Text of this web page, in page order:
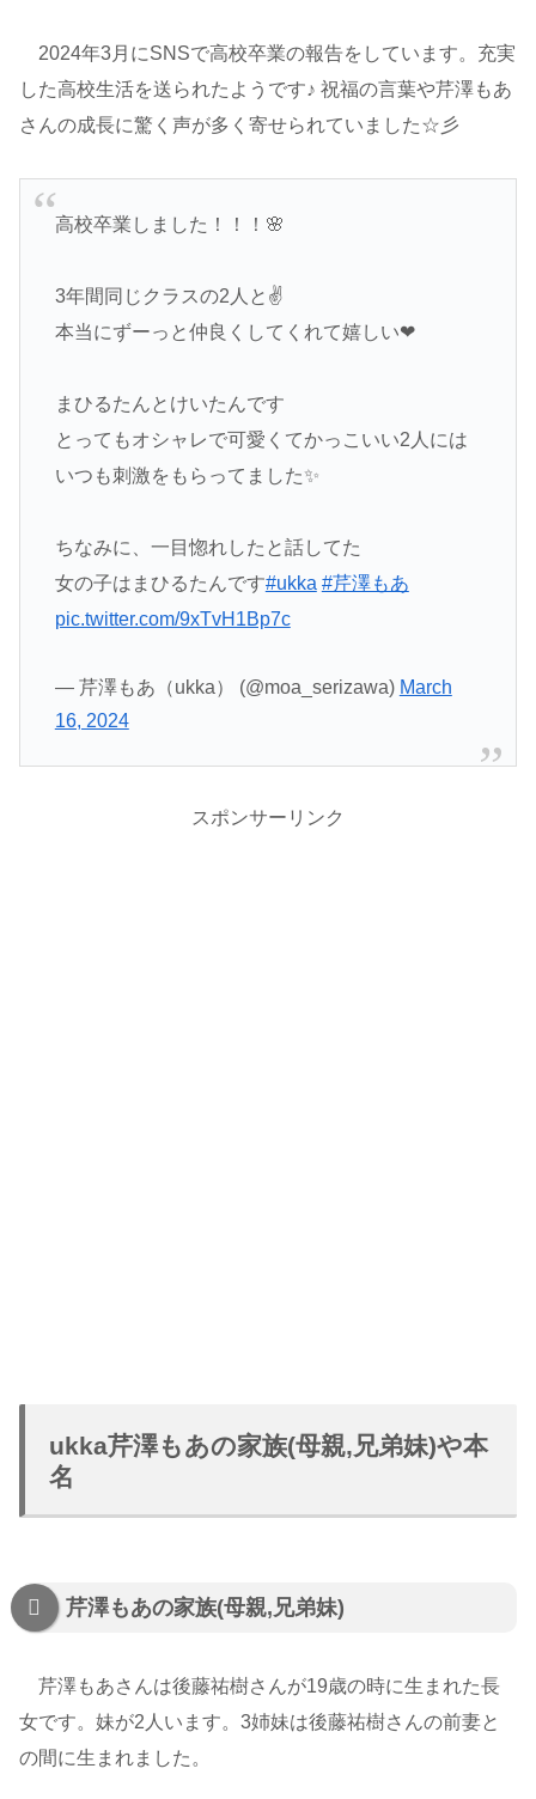
2024年3月にSNSで高校卒業の報告をしています。充実
した高校生活を送られたようです♪ 祝福の言葉や芹澤もあ
さんの成長に驚く声が多く寄せられていました☆彡
高校卒業しました！！！🌸
3年間同じクラスの2人と✌️
本当にずーっと仲良くしてくれて嬉しい︎︎︎︎❤︎
まひるたんとけいたんです
とってもオシャレで可愛くてかっこいい2人には
いつも刺激をもらってました✨
ちなみに、一目惚れしたと話してた
女の子はまひるたんです︎︎︎︎#ukka #芹澤もあ
pic.twitter.com/9xTvH1Bp7c
— 芹澤もあ（ukka） (@moa_serizawa) March
16, 2024
スポンサーリンク
ukka芹澤もあの家族(母親,兄弟妹)や本
名
芹澤もあの家族(母親,兄弟妹)
芹澤もあさんは後藤祐樹さんが19歳の時に生まれた長
女です。妹が2人います。3姉妹は後藤祐樹さんの前妻と
の間に生まれました。